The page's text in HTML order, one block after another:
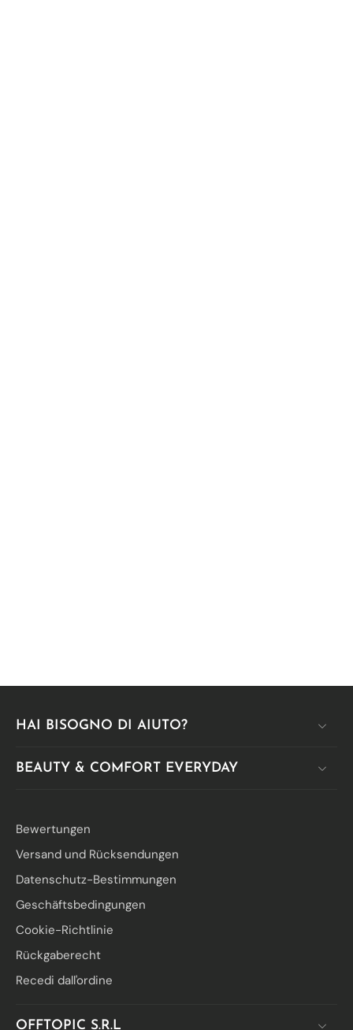
HAI BISOGNO DI AIUTO?
BEAUTY & COMFORT EVERYDAY
Bewertungen
Versand und Rücksendungen
Datenschutz-Bestimmungen
Geschäftsbedingungen
Cookie-Richtlinie
Rückgaberecht
Recedi dall'ordine
OFFTOPIC S.R.L